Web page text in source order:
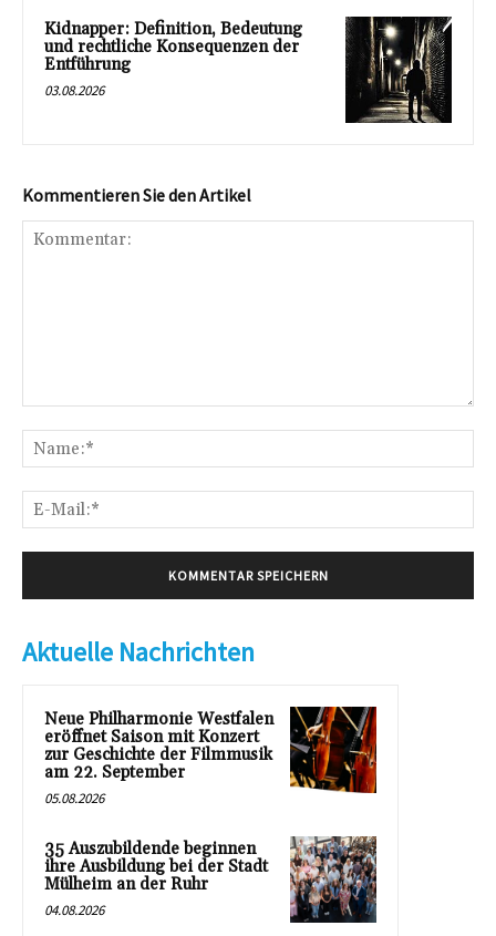
Kidnapper: Definition, Bedeutung
und rechtliche Konsequenzen der
Entführung
03.08.2026
Kommentieren Sie den Artikel
Aktuelle Nachrichten
Neue Philharmonie Westfalen
eröffnet Saison mit Konzert
zur Geschichte der Filmmusik
am 22. September
05.08.2026
35 Auszubildende beginnen
ihre Ausbildung bei der Stadt
Mülheim an der Ruhr
04.08.2026